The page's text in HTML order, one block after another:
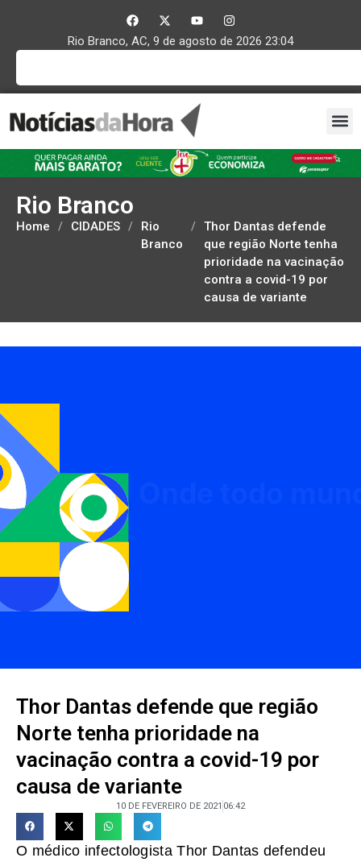
Rio Branco, AC, 9 de agosto de 2026 23:04
Rio Branco
Home / CIDADES /
Rio
Branco
/ Thor Dantas defende
que região Norte tenha
prioridade na vacinação
contra a covid-19 por
causa de variante
Thor Dantas defende que região
Norte tenha prioridade na
vacinação contra a covid-19 por
causa de variante
10 DE FEVEREIRO DE 2021 06:42
O médico infectologista Thor Dantas defendeu